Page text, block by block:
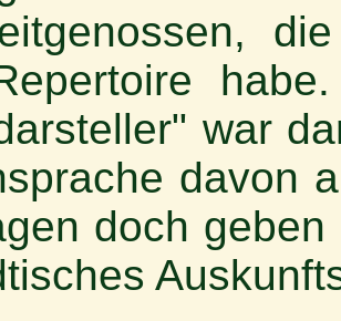
war
davon
doch geben